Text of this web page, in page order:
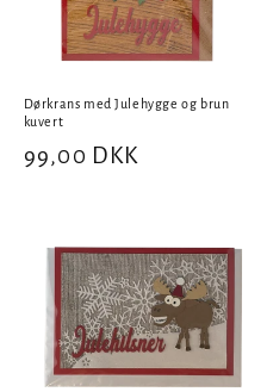
Dørkrans med Julehygge og brun
kuvert
Normalpris
99,00 DKK